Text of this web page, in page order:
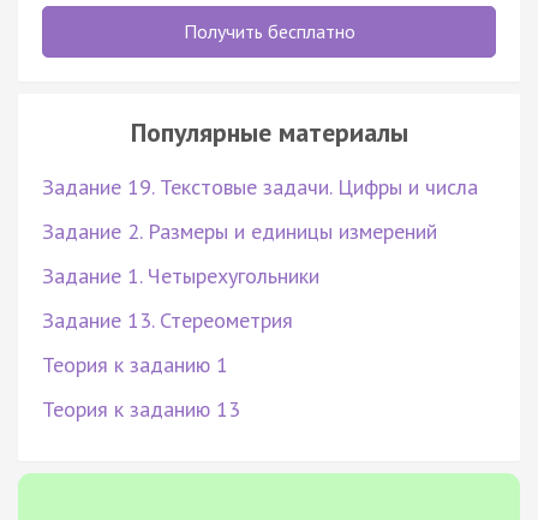
Получить бесплатно
Популярные материалы
Задание 19. Текстовые задачи. Цифры и числа
Задание 2. Размеры и единицы измерений
Задание 1. Четырехугольники
Задание 13. Стереометрия
Теория к заданию 1
Теория к заданию 13